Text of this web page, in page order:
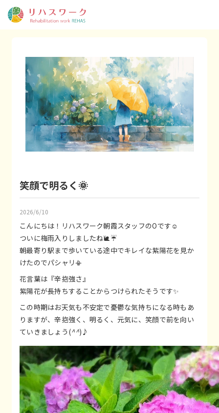
笑顔で明るく🌞
2026/6/10
こんにちは！リハスワーク朝霞スタッフのOです☺
ついに梅雨入りしましたね🐌☔
朝最寄り駅まで歩いている途中でキレイな紫陽花を見か
けたのでパシャリ📳
花言葉は『辛抱強さ』
紫陽花が長持ちすることからつけられたそうです✨
この時期はお天気も不安定で憂鬱な気持ちになる時もあ
りますが、辛抱強く、明るく、元気に、笑顔で前を向い
ていきましょう(^^)♪